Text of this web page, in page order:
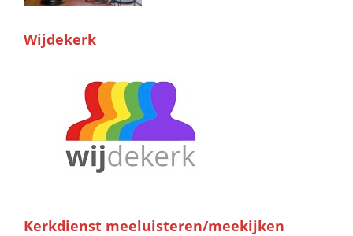
Wijdekerk
Kerkdienst meeluisteren/meekijken